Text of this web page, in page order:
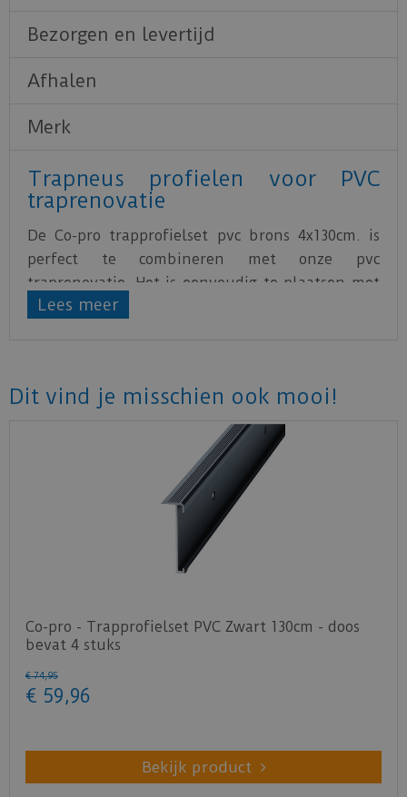
Bezorgen en levertijd
Afhalen
Merk
Trapneus profielen voor PVC
traprenovatie
De Co-pro trapprofielset pvc brons 4x130cm. is
perfect te combineren met onze pvc
traprenovatie. Het is eenvoudig te plaatsen met
de meegeleverde schroeven. De neuszijde van
cm.
Lees meer
Dit vind je misschien ook mooi!
Co-pro - Trapprofielset PVC Zwart 130cm - doos
bevat 4 stuks
€ 74,95
€ 59,96
Bekijk product